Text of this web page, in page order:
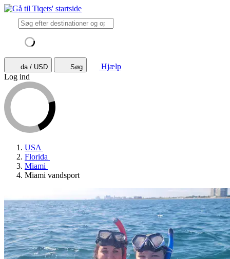
da / USD Søg
Hjælp
Log ind
USA
Florida
Miami
Miami vandsport